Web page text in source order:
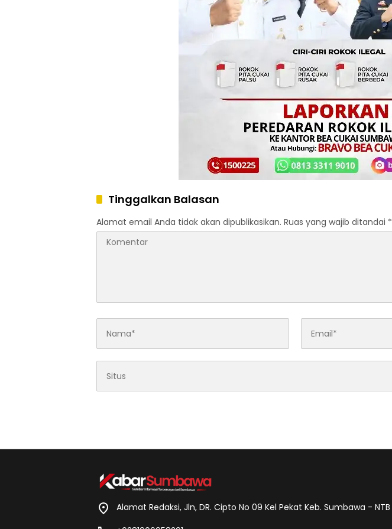
Tinggalkan Balasan
Alamat email Anda tidak akan dipublikasikan. Ruas yang wajib ditandai *
Alamat Redaksi, Jln, DR. Cipto No 09 Kel Pekat Keb. Sumbawa - NTB